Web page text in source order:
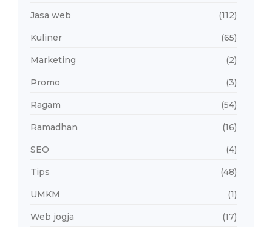
Jasa web (112)
Kuliner (65)
Marketing (2)
Promo (3)
Ragam (54)
Ramadhan (16)
SEO (4)
Tips (48)
UMKM (1)
Web jogja (17)